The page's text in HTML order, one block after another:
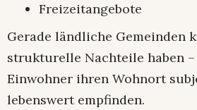
Freizeitangebote
Gerade ländliche Gemeinden
strukturelle Nachteile haben –
Einwohner ihren Wohnort
lebenswert empfinden.